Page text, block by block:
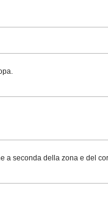
seconda della zona e del